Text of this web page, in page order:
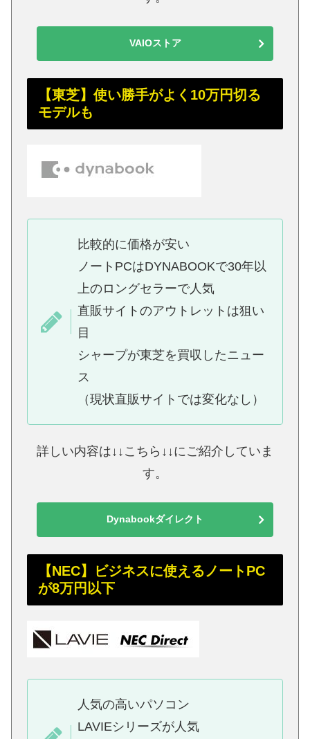
VAIOストア
【東芝】使い勝手がよく10万円切る
モデルも
比較的に価格が安い
ノートPCはDYNABOOKで30年以
上のロングセラーで人気
直販サイトのアウトレットは狙い
目
シャープが東芝を買収したニュー
ス
（現状直販サイトでは変化なし）
詳しい内容は↓↓こちら↓↓にご紹介していま
す。
Dynabookダイレクト
【NEC】ビジネスに使えるノートPC
が8万円以下
人気の高いパソコン
LAVIEシリーズが人気